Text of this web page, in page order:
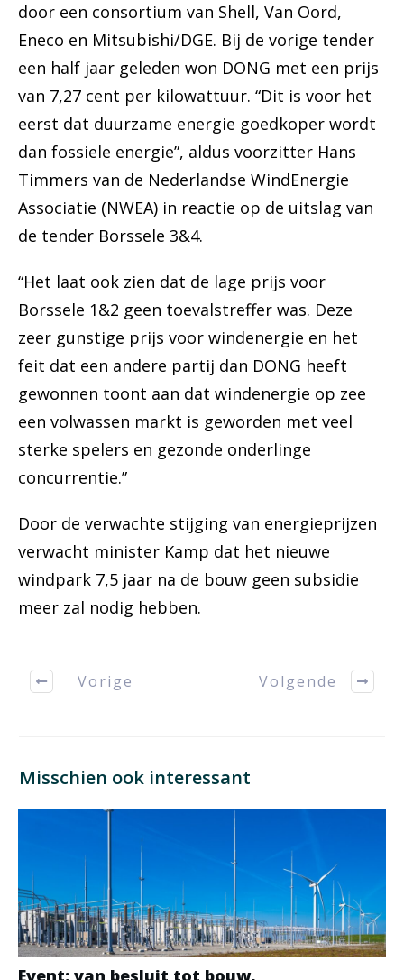
door een consortium van Shell, Van Oord,
Eneco en Mitsubishi/DGE. Bij de vorige tender
een half jaar geleden won DONG met een prijs
van 7,27 cent per kilowattuur. “Dit is voor het
eerst dat duurzame energie goedkoper wordt
dan fossiele energie”, aldus voorzitter Hans
Timmers van de Nederlandse WindEnergie
Associatie (NWEA) in reactie op de uitslag van
de tender Borssele 3&4.
“Het laat ook zien dat de lage prijs voor
Borssele 1&2 geen toevalstreffer was. Deze
zeer gunstige prijs voor windenergie en het
feit dat een andere partij dan DONG heeft
gewonnen toont aan dat windenergie op zee
een volwassen markt is geworden met veel
sterke spelers en gezonde onderlinge
concurrentie.”
Door de verwachte stijging van energieprijzen
verwacht minister Kamp dat het nieuwe
windpark 7,5 jaar na de bouw geen subsidie
meer zal nodig hebben.
Vorige Volgende
Misschien ook interessant
Event: van besluit tot bouw,